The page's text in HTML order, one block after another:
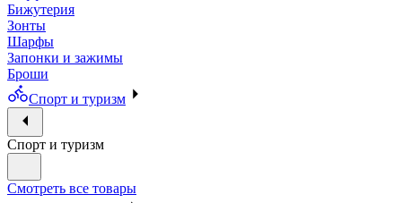
Бижутерия
Зонты
Шарфы
Запонки и зажимы
Броши
Спорт и туризм
Спорт и туризм
Смотреть все товары